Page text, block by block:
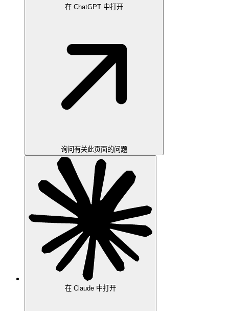
在 ChatGPT 中打开
询问有关此页面的问题
在 Claude 中打开